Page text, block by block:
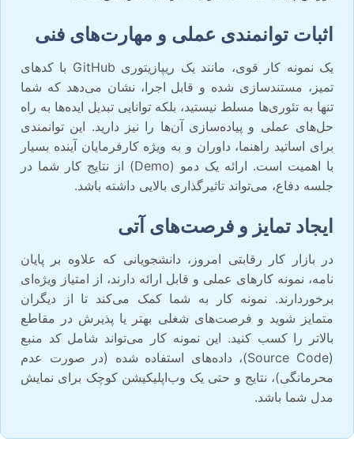
اثبات توانمندی عملی و مهارت‌های فنی
یک نمونه کار قوی، مانند یک ریپازیتوری GitHub با کدهای
تمیز، مستندسازی شده و قابل اجرا، نشان می‌دهد که شما
تنها به تئوری‌ها مسلط نیستید، بلکه توانایی تبدیل ایده‌ها به راه
حل‌های عملی و پیاده‌سازی آن‌ها را نیز دارید. این توانمندی
برای اساتید راهنما، داوران و به ویژه کارفرمایان آینده بسیار
با اهمیت است. ارائه یک دمو (Demo) از نتایج کار شما در
جلسه دفاع، می‌تواند تاثیرگذاری بالایی داشته باشد.
ایجاد تمایز و فرصت‌های آتی
در بازار کار رقابتی امروز، دانشجویانی که علاوه بر پایان
نامه، نمونه کارهای عملی و قابل ارائه دارند، از امتیاز ویژه‌ای
برخوردارند. نمونه کار به شما کمک می‌کند تا از دیگران
متمایز شوید و فرصت‌های شغلی بهتر یا پذیرش در مقاطع
بالاتر را کسب کنید. این نمونه کار می‌تواند شامل کد منبع
(Source Code)، داده‌های استفاده شده (در صورت عدم
محرمانگی)، نتایج و حتی یک وب‌اپلیکیشن کوچک برای نمایش
مدل شما باشد.